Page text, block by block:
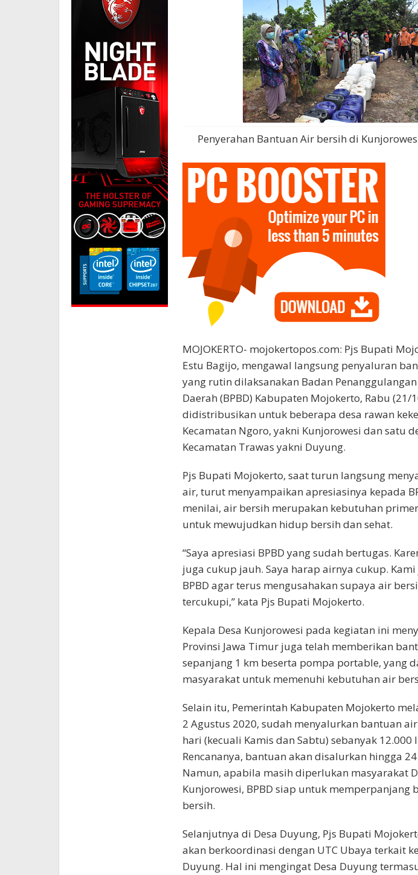
Penyerahan Bantuan Air bersih di
MOJOKERTO- mojokertopos.com: Pjs Bupati
Estu Bagijo, mengawal langsung penyaluran
yang rutin dilaksanakan Badan Penanggulangan
Daerah (BPBD) Kabupaten Mojokerto, Rabu (21/
didistribusikan untuk beberapa desa rawan
Kecamatan Ngoro, yakni Kunjorowesi dan satu
Kecamatan Trawas yakni Duyung.
Pjs Bupati Mojokerto, saat turun langsung
air, turut menyampaikan apresiasinya kepada
menilai, air bersih merupakan kebutuhan
untuk mewujudkan hidup bersih dan sehat.
“Saya apresiasi BPBD yang sudah bertugas.
juga cukup jauh. Saya harap airnya cukup.
BPBD agar terus mengusahakan supaya air
tercukupi,” kata Pjs Bupati Mojokerto.
Kepala Desa Kunjorowesi pada kegiatan ini
Provinsi Jawa Timur juga telah memberikan
sepanjang 1 km beserta pompa portable, yang
masyarakat untuk memenuhi kebutuhan air
Selain itu, Pemerintah Kabupaten Mojokerto
2 Agustus 2020, sudah menyalurkan bantuan
hari (kecuali Kamis dan Sabtu) sebanyak 12.000
Rencananya, bantuan akan disalurkan hingga
Namun, apabila masih diperlukan masyarakat
Kunjorowesi, BPBD siap untuk memperpanjang
bersih.
Selanjutnya di Desa Duyung, Pjs Bupati
akan berkoordinasi dengan UTC Ubaya terkait
Duyung. Hal ini mengingat Desa Duyung